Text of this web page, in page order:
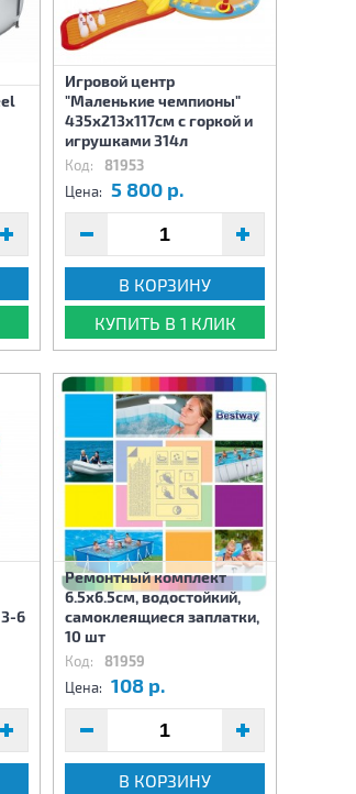
Игровой центр
"Маленькие чемпионы"
435х213х117см с горкой и
игрушками 314л
Код: 81953
Цена: 5 800 р.
В КОРЗИНУ
КУПИТЬ В 1 КЛИК
3-6
Ремонтный комплект
6.5х6.5см, водостойкий,
самоклеящиеся заплатки,
10 шт
Код: 81959
Цена: 108 р.
В КОРЗИНУ